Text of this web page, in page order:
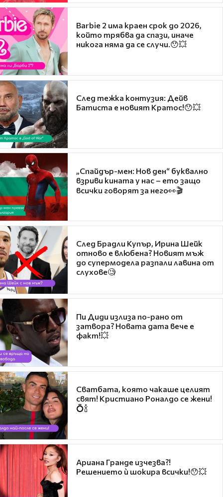
Barbie 2 има краен срок до 2026,
който трябва да спази, иначе
никога няма да се случи.😯💥
След тежка контузия: Дейв
Батиста е новият Кратос!😯💥
„Спайдър-мен: Нов ден“ буквално
взриви кината у нас – ето защо
всички говорят за него👀🎬
След Брадли Купър, Ирина Шейк
отново е влюбена? Новият мъж
до супермодела разпали лавина от
слухове🧐
Пи Диди излиза по-рано от
затвора? Новата дата вече е
факт!💥
Сватбата, която чакаше целият
свят! Кристиано Роналдо се жени!
💍🍾
Ариана Гранде изчезва?!
Решението ѝ шокира всички!😯💥